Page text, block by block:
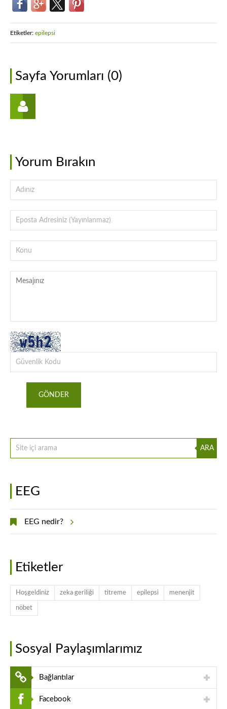
Etiketler: epilepsi
Sayfa Yorumları (0)
Yorum Bırakın
GÖNDER
ARA
EEG
EEG nedir?
Etiketler
Hoşgeldiniz zeka geriliği titreme epilepsi menenjit
nöbet
Sosyal Paylaşımlarımız
Bağlantılar
Facebook